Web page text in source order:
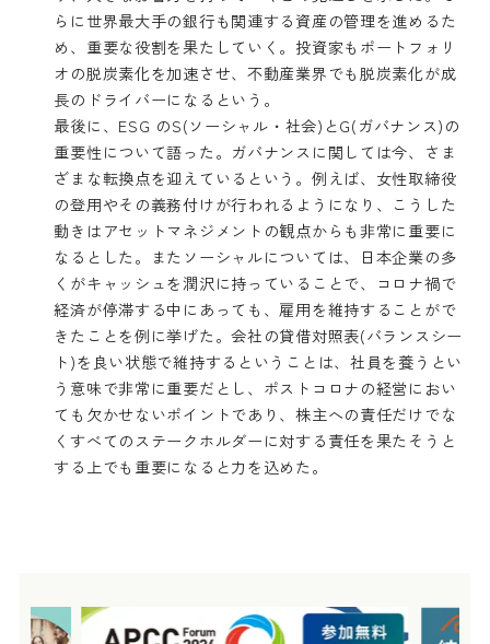
らに世界最大手の銀行も関連する資産の管理を進めるた
め、重要な役割を果たしていく。投資家もポートフォリ
オの脱炭素化を加速させ、不動産業界でも脱炭素化が成
長のドライバーになるという。
最後に、ESG のS(ソーシャル・社会)とG(ガバナンス)の
重要性について語った。ガバナンスに関しては今、さま
ざまな転換点を迎えているという。例えば、女性取締役
の登用やその義務付けが行われるようになり、こうした
動きはアセットマネジメントの観点からも非常に重要に
なるとした。またソーシャルについては、日本企業の多
くがキャッシュを潤沢に持っていることで、コロナ禍で
経済が停滞する中にあっても、雇用を維持することがで
きたことを例に挙げた。会社の貸借対照表(バランスシー
ト)を良い状態で維持するということは、社員を養うとい
う意味で非常に重要だとし、ポストコロナの経営におい
ても欠かせないポイントであり、株主への責任だけでな
くすべてのステークホルダーに対する責任を果たそうと
する上でも重要になると力を込めた。